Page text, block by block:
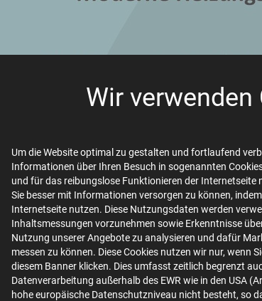
Wir verwenden
Um die Website optimal zu gestalten und fortlaufend
Informationen über Ihren Besuch in sogenannten
und für das reibungslose Funktionieren der Internetseite
Sie besser mit Informationen versorgen zu können,
Internetseite nutzen. Diese Nutzungsdaten werden
Inhaltsmessungen vorzunehmen sowie Erkenntnisse
Nutzung unserer Angebote zu analysieren und dafür
messen zu können. Diese Cookies nutzen wir nur, wenn
diesem Banner klicken. Dies umfasst zeitlich begrenzt
Datenverarbeitung außerhalb des EWR wie in den USA
hohe europäische Datenschutzniveau nicht besteht, so